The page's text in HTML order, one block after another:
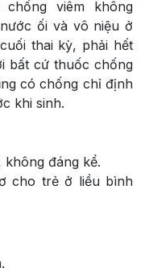
viêm không
ối và vô niệu ở
thai kỳ, phải hết
bất cứ thuốc chống
có chống chỉ định
khi sinh.
đáng kể.
cho trẻ ở liều bình